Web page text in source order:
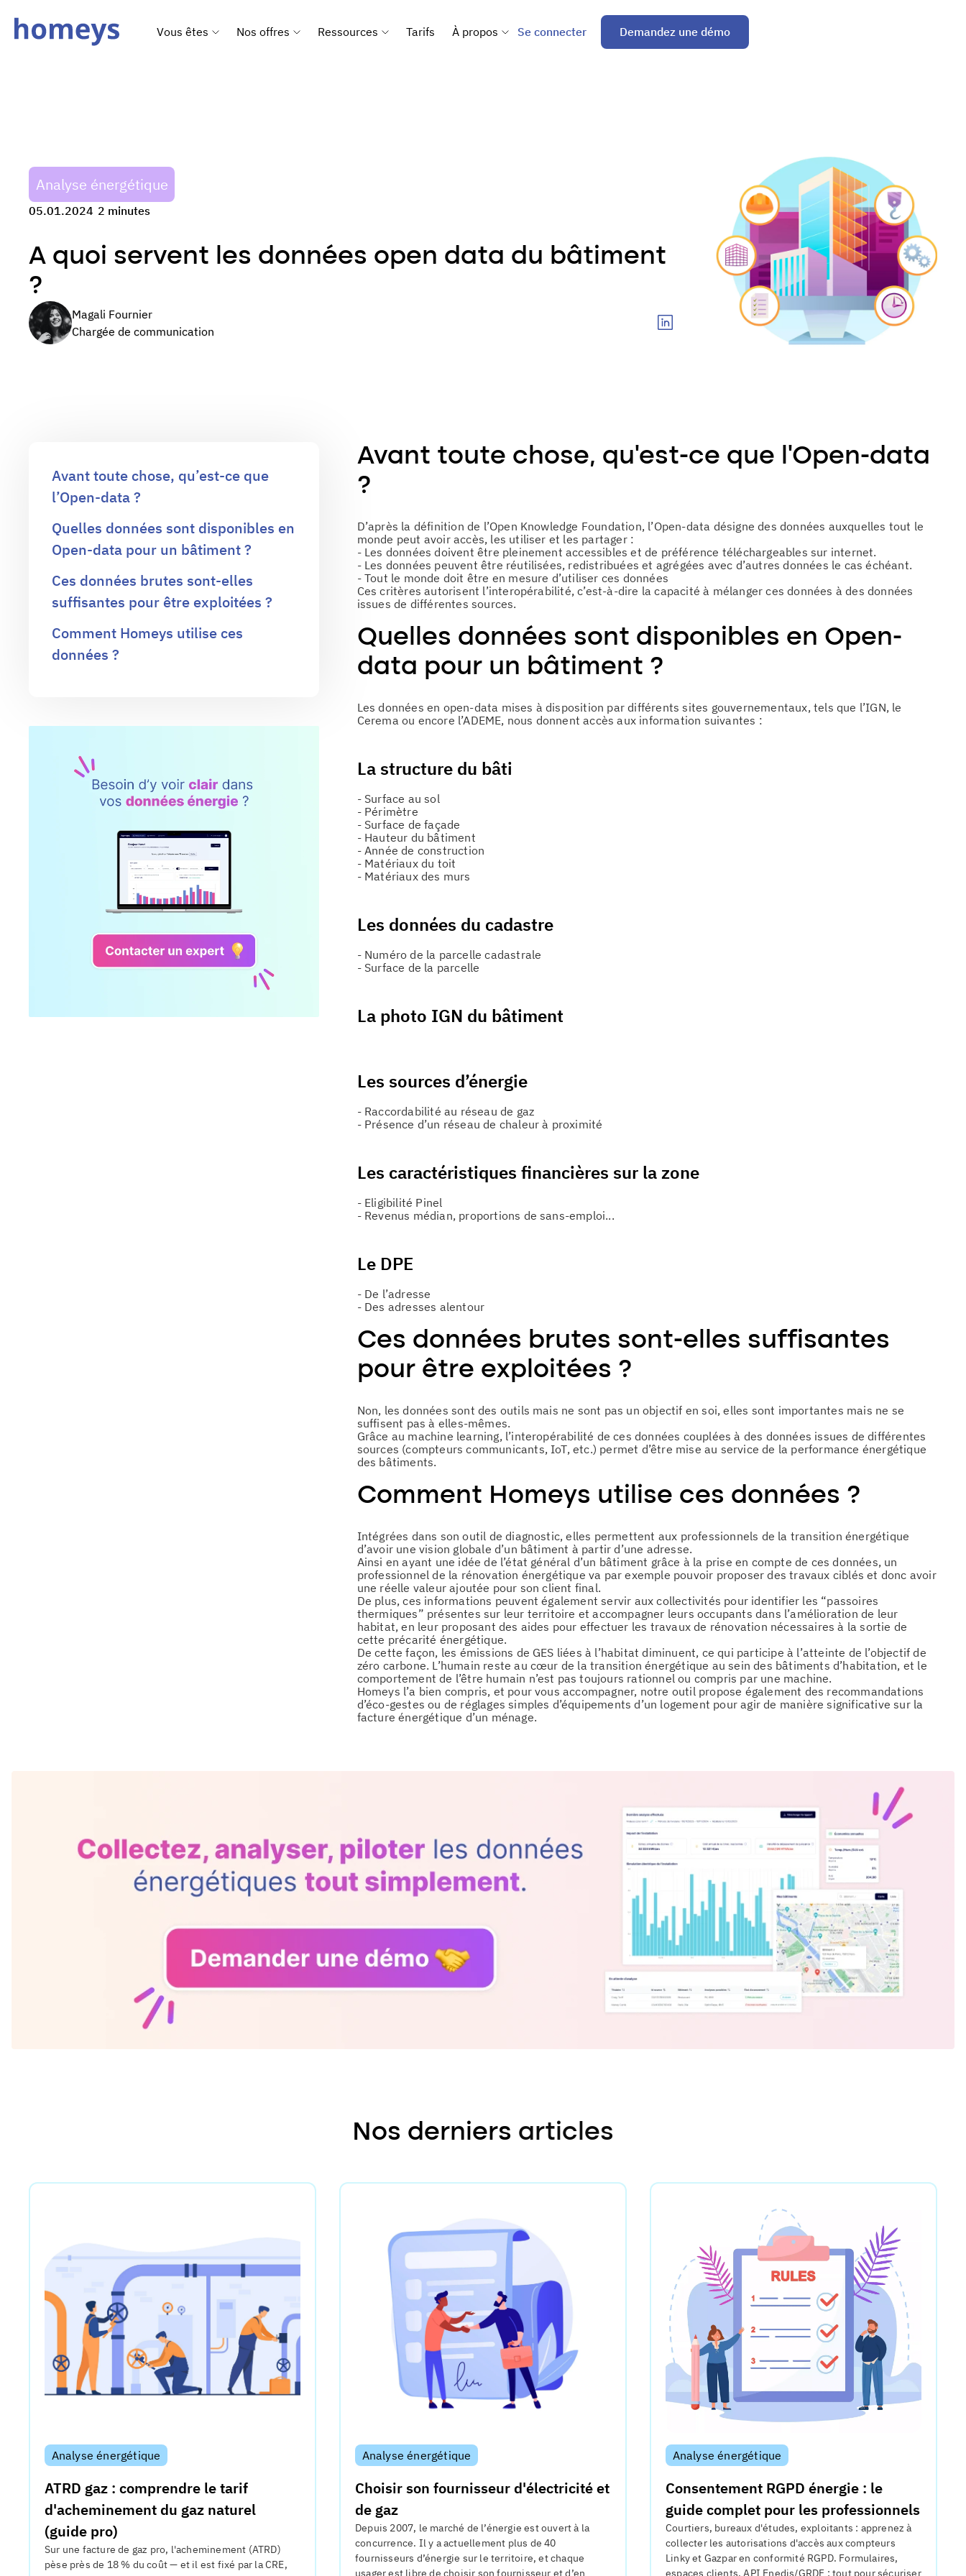
Vous êtes Nos offres Ressources Tarifs À propos Se connecter Demandez une démo
Analyse énergétique
05.01.2024 2 minutes
A quoi servent les données open data du bâtiment
?
Magali Fournier
Chargée de communication
Avant toute chose, qu’est-ce que
l’Open-data ?
Quelles données sont disponibles en
Open-data pour un bâtiment ?
Ces données brutes sont-elles
suffisantes pour être exploitées ?
Comment Homeys utilise ces
données ?
Avant toute chose, qu’est-ce que l’Open-data
?
D’après la définition de l’Open Knowledge Foundation, l’Open-data désigne des données auxquelles tout le
monde peut avoir accès, les utiliser et les partager :
- Les données doivent être pleinement accessibles et de préférence téléchargeables sur internet.
- Les données peuvent être réutilisées, redistribuées et agrégées avec d’autres données le cas échéant.
- Tout le monde doit être en mesure d’utiliser ces données
Ces critères autorisent l’interopérabilité, c’est-à-dire la capacité à mélanger ces données à des données
issues de différentes sources.
Quelles données sont disponibles en Open-
data pour un bâtiment ?
Les données en open-data mises à disposition par différents sites gouvernementaux, tels que l’IGN, le
Cerema ou encore l’ADEME, nous donnent accès aux information suivantes :
La structure du bâti
- Surface au sol
- Périmètre
- Surface de façade
- Hauteur du bâtiment
- Année de construction
- Matériaux du toit
- Matériaux des murs
Les données du cadastre
- Numéro de la parcelle cadastrale
- Surface de la parcelle
La photo IGN du bâtiment
Les sources d’énergie
- Raccordabilité au réseau de gaz
- Présence d’un réseau de chaleur à proximité
Les caractéristiques financières sur la zone
- Eligibilité Pinel
- Revenus médian, proportions de sans-emploi...
Le DPE
- De l’adresse
- Des adresses alentour
Ces données brutes sont-elles suffisantes
pour être exploitées ?
Non, les données sont des outils mais ne sont pas un objectif en soi, elles sont importantes mais ne se
suffisent pas à elles-mêmes.
Grâce au machine learning, l’interopérabilité de ces données couplées à des données issues de différentes
sources (compteurs communicants, IoT, etc.) permet d’être mise au service de la performance énergétique
des bâtiments.
Comment Homeys utilise ces données ?
Intégrées dans son outil de diagnostic, elles permettent aux professionnels de la transition énergétique
d’avoir une vision globale d’un bâtiment à partir d’une adresse.
Ainsi en ayant une idée de l’état général d’un bâtiment grâce à la prise en compte de ces données, un
professionnel de la rénovation énergétique va par exemple pouvoir proposer des travaux ciblés et donc avoir
une réelle valeur ajoutée pour son client final.
De plus, ces informations peuvent également servir aux collectivités pour identifier les “passoires
thermiques” présentes sur leur territoire et accompagner leurs occupants dans l’amélioration de leur
habitat, en leur proposant des aides pour effectuer les travaux de rénovation nécessaires à la sortie de
cette précarité énergétique.
De cette façon, les émissions de GES liées à l’habitat diminuent, ce qui participe à l’atteinte de l’objectif de
zéro carbone. L’humain reste au cœur de la transition énergétique au sein des bâtiments d’habitation, et le
comportement de l’être humain n’est pas toujours rationnel ou compris par une machine.
Homeys l’a bien compris, et pour vous accompagner, notre outil propose également des recommandations
d’éco-gestes ou de réglages simples d’équipements d’un logement pour agir de manière significative sur la
facture énergétique d’un ménage.
Nos derniers articles
Analyse énergétique
ATRD gaz : comprendre le tarif
d'acheminement du gaz naturel
(guide pro)
Sur une facture de gaz pro, l'acheminement (ATRD)
pèse près de 18 % du coût — et il est fixé par la CRE,
Analyse énergétique
Choisir son fournisseur d'électricité et
de gaz
Depuis 2007, le marché de l’énergie est ouvert à la
concurrence. Il y a actuellement plus de 40
fournisseurs d’énergie sur le territoire, et chaque
usager est libre de choisir son fournisseur et d’en
Analyse énergétique
Consentement RGPD énergie : le
guide complet pour les professionnels
Courtiers, bureaux d'études, exploitants : apprenez à
collecter les autorisations d'accès aux compteurs
Linky et Gazpar en conformité RGPD. Formulaires,
espaces clients, API Enedis/GRDF : tout pour sécuriser